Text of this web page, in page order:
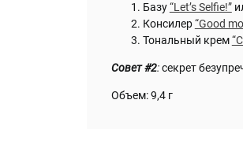
Базу“Let’s Selfie!”
Консилер“Good
Тональный крем
Совет #2:секрет
Объем: 9,4 г